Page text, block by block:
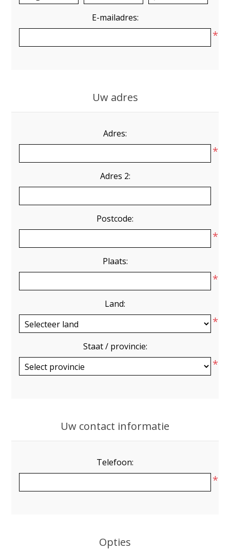
E-mailadres:
*
Uw adres
Adres:
*
Adres 2:
Postcode:
*
Plaats:
*
Land:
*
Staat / provincie:
*
Uw contact informatie
Telefoon:
*
Opties